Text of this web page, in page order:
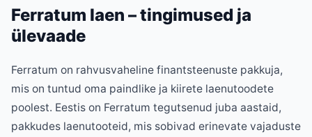
Ferratum laen – tingimused ja
ülevaade
Ferratum on rahvusvaheline finantsteenuste pakkuja,
mis on tuntud oma paindlike ja kiirete laenutoodete
poolest. Eestis on Ferratum tegutsenud juba aastaid,
pakkudes laenutooteid, mis sobivad erinevate vajaduste